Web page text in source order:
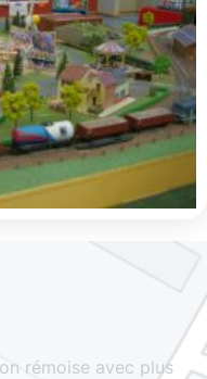
rémoise avec plus